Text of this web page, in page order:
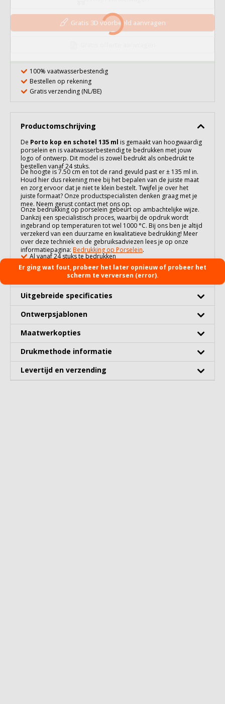
Gratis 3D voorbeeld aanvragen
100% vaatwasserbestendig
Bestellen op rekening
Gratis verzending (NL/BE)
Productomschrijving
De Porto kop en schotel 135 ml is gemaakt van hoogwaardig
porselein en is vaatwasserbestendig te bedrukken met jouw
logo of ontwerp. Dit model is zowel bedrukt als onbedrukt te
bestellen vanaf 24 stuks.
De hoogte is 7.50 cm en tot de rand gevuld past er ± 135 ml in.
Houd hier dus rekening mee bij het bepalen van de juiste maat
en zorg ervoor dat je niet te klein bestelt. Twijfel je over het
juiste formaat? Onze productspecialisten denken graag met je
mee. Neem gerust contact met ons op.
Onze bedrukking op porselein gebeurt op ambachtelijke wijze.
Dankzij een specialistisch proces, waarbij de opdruk wordt
ingebrand op temperaturen tot wel 1000 °C. Bij ons ben je altijd
verzekerd van een duurzame en kwalitatieve bedrukking! Meer
over deze techniek en de gebruiksadviezen lees je op onze
informatiepagina: Bedrukking op Porselein.
Al vanaf 24 stuks te bedrukken
100% vaatwasserbestendig
Gratis digitaal 3D voorbeeld
Uitgebreide specificaties
Ontwerpsjablonen
Maatwerkopties
Drukmethode informatie
Levertijd en verzending
Er ging wat fout, probeer het later opnieuw of probeer het
scherm te verversen (error).